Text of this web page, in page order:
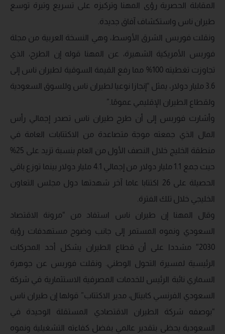
المقابلة الحصرية رؤى المهنا وتركيزه على تسريع وتيرة توسع
طيران ناس واستكشاف آفاق جديدة.
ونقلت فوربس الشرق الأوسط، وهي النسخة العربية من مجلة
فوربس الأمريكية الشهيرة، عن المهنا قوله إن الطرح، الذي
تجاوزت تغطيته 100% مما رفع القيمة السوقية لطيران ناس إلى
3.6 مليار دولار، يمثل “إنجازا نوعيا لطيران ناس وللسوق السعودية
ولقطاع الطيران الإقليمي عمومًا.”
وأشارت فوربس إلى أن طرح طيران ناس تصدر إجمالي رأس
المال الذي جمعته موجة متصاعدة من الاكتتابات العامة في
منطقة الخليج خلال النصف الأول من العام بنسبة تزيد على 25%
حيث جمع 1.1 مليار دولار من إجمالي 4.1 مليار دولار بينما توزع باقي
الحصيلة على 26 اكتتابا عاما آخر شهدتها دول مجلس التعاون
الخليجي خلال تلك الفترة.
وقال المهنا إن طيران ناس استفاد من “مرونة الاقتصاد
السعودي ونموه المستمر إلى جانب وضوح مستهدفات رؤية
2030″ مشددا على أن قطاع الطيران يشكل أحد المحركات
الرئيسية لمسيرة التحول الوطني. ونقلت فوربس عن جوهرة
السماري نائبة الرئيس للخدمات المصرفية الاستثمارية في شركة
السعودي الفرنسي كابيتال، مدير الاكتتاب” قولها إن طيران ناس
“بوصفه شركة الطيران الاقتصادي المستقلة الوحيدة في
السعودية يحظى بتقدير عالمي بفضل كفاءته التشغيلية ونموه